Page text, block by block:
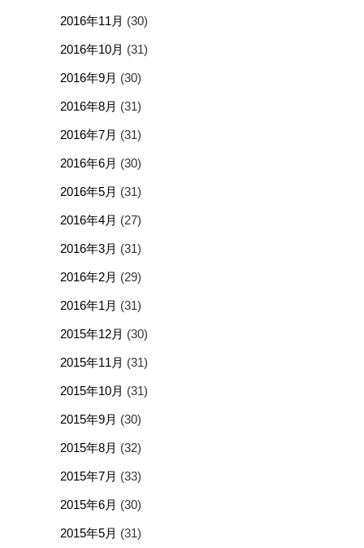
2016年11月 (30)
2016年10月 (31)
2016年9月 (30)
2016年8月 (31)
2016年7月 (31)
2016年6月 (30)
2016年5月 (31)
2016年4月 (27)
2016年3月 (31)
2016年2月 (29)
2016年1月 (31)
2015年12月 (30)
2015年11月 (31)
2015年10月 (31)
2015年9月 (30)
2015年8月 (32)
2015年7月 (33)
2015年6月 (30)
2015年5月 (31)